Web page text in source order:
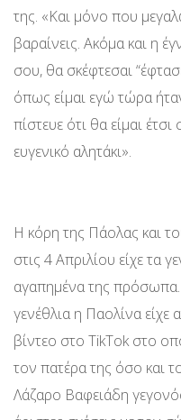
της. «Και μόνο που
βαραίνεις. Ακόμα και η
σου, θα σκέφτεσαι
όπως είμαι εγώ τώρα
πίστευε ότι θα είμαι
ευγενικό αλητάκι».
Η κόρη της Πάολας και
στις 4 Απριλίου είχε τα
αγαπημένα της
γενέθλια η Παολίνα είχε
βίντεο στο TikTok στο
τον πατέρα της όσο και
Λάζαρο Βαφειάδη